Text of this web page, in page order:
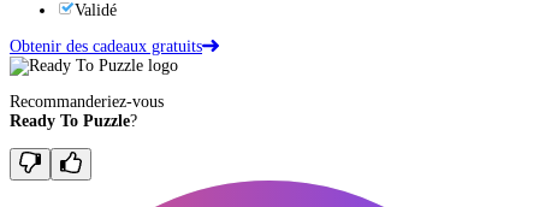
Validé
Obtenir des cadeaux gratuits
Recommanderiez-vous
Ready To Puzzle?